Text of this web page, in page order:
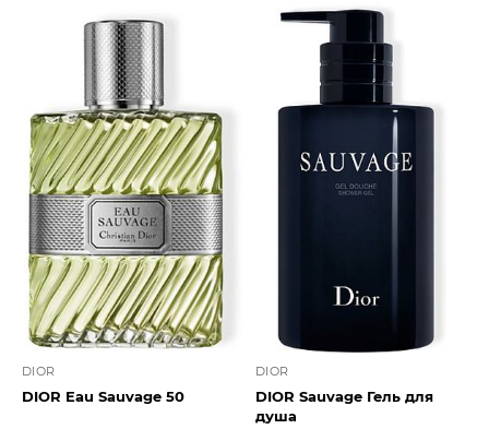
DIOR
DIOR Eau Sauvage 50
DIOR
DIOR Sauvage Гель для
душа